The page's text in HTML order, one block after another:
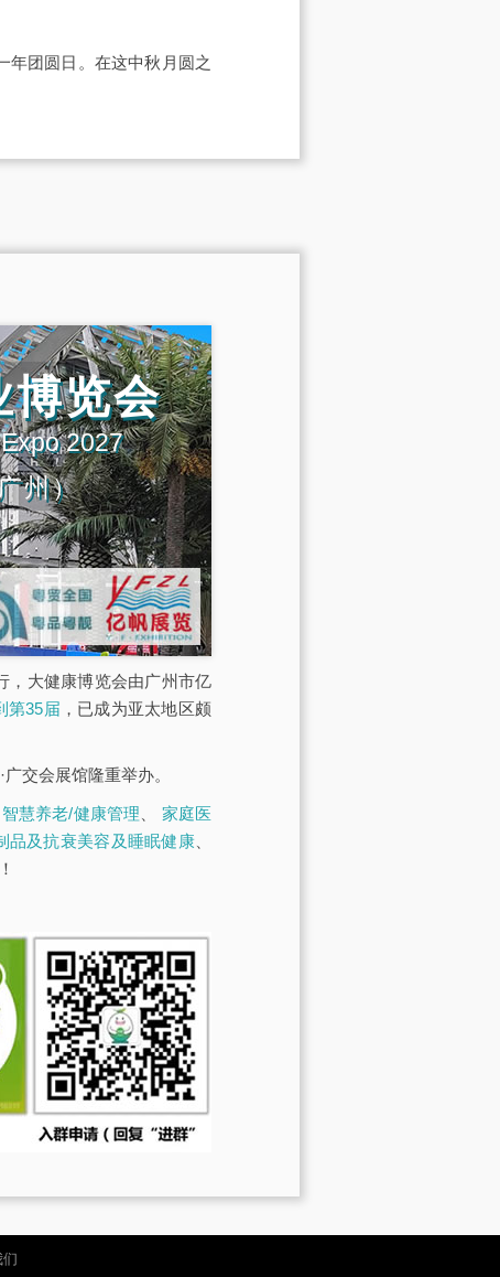
年团圆日。在这中秋月圆之
博览会
2027
州）
，大健康博览会由广州市亿
第35届 ，已成为亚太地区颇
交会展馆隆重举办。
智慧养老/健康管理
家庭医
品及抗衰美容及睡眠健康